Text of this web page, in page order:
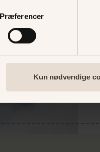
Præferencer
Kun nødvendige